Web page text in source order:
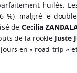
huilée.
%), malgré le
deCecilia
de la rookie Juste
en « road trip »